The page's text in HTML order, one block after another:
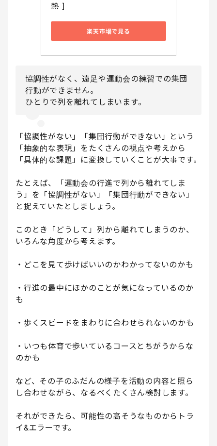
熱 ]
楽天市場で見る
協調性がなく、遠足や運動会の練習での集団
行動ができません。
ひとりで列を離れてしまいます。
「協調性がない」「集団行動ができない」という
「抽象的な表現」をたくさんの視点や考えから
「具体的な課題」に変換していくことが大事です。
たとえば、「運動会の行進で列から離れてしま
う」を「協調性がない」「集団行動ができない」
と捉えていたとしましょう。
このとき「どうして」列から離れてしまうのか、
いろんな角度から考えます。
・どこを見て歩けばいいのかわかってないのかも
・行進の最中にほかのことが気になっているのか
も
・歩くスピードをまわりに合わせられないのかも
・いつも体育で歩いているコースとちがうからな
のかも
など、その子のふだんの様子を活動の内容と照ら
し合わせながら、なるべくたくさん検討します。
それができたら、可能性の高そうなものからトラ
イ&エラーです。